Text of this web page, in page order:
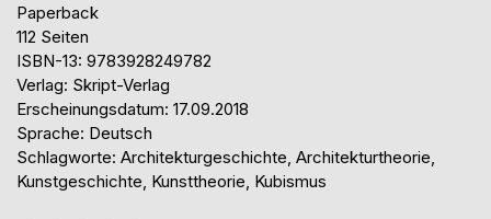
Paperback
112 Seiten
ISBN-13: 9783928249782
Verlag: Skript-Verlag
Erscheinungsdatum: 17.09.2018
Sprache: Deutsch
Schlagworte: Architekturgeschichte, Architekturtheorie,
Kunstgeschichte, Kunsttheorie, Kubismus